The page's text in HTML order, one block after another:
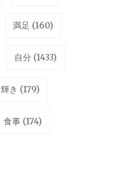
満足 (160)
自分 (1433)
輝き (179)
食事 (174)